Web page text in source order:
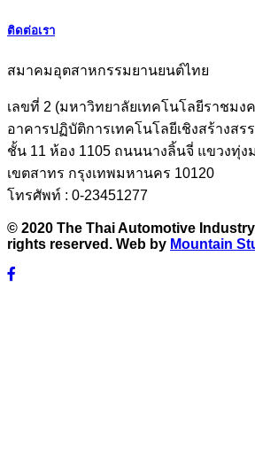
ติดต่อเรา
สมาคมอุตสาหกรรมยานยนต์ไทย
เลขที่ 2 (มหาวิทยาลัยเทคโนโลยีราชมง
อาคารปฏิบัติการเทคโนโลยีเชิงสร้างสร
ชั้น 11 ห้อง 1105 ถนนนางลิ้นจี่ แขวงทุ่ง
เขตสาทร กรุงเทพมหานคร 10120
โทรศัพท์ : 0-23451277
© 2020 The Thai Automotive Industry
rights reserved. Web by Mountain